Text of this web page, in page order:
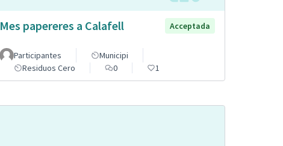
Mes papereres a Calafell Acceptada
Participantes
Municipi
Residuos Cero
0 1